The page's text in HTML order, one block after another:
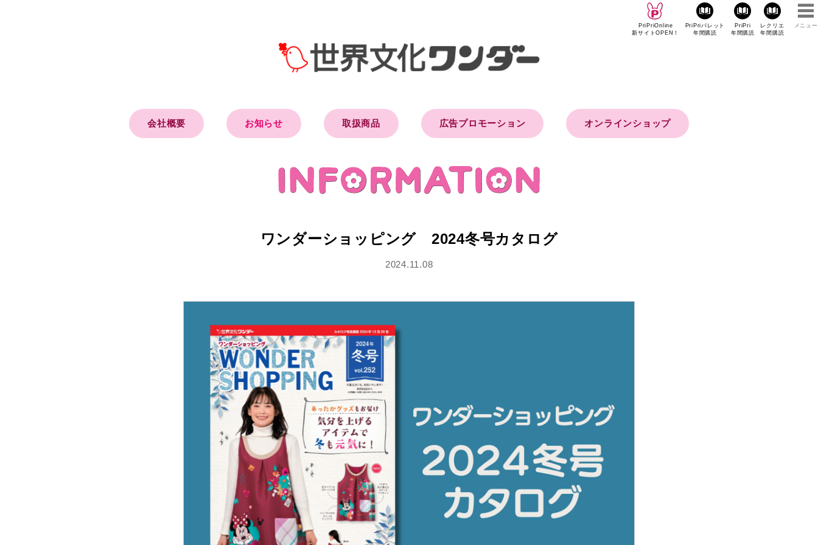
PriPriOnline
新サイトOPEN！
PriPriパレット
年間購読
PriPri
年間購読
レクリエ
年間購読
メニュー
会社概要 お知らせ 取扱商品 広告プロモーション オンラインショップ
ワンダーショッピング 2024冬号カタログ
2024.11.08